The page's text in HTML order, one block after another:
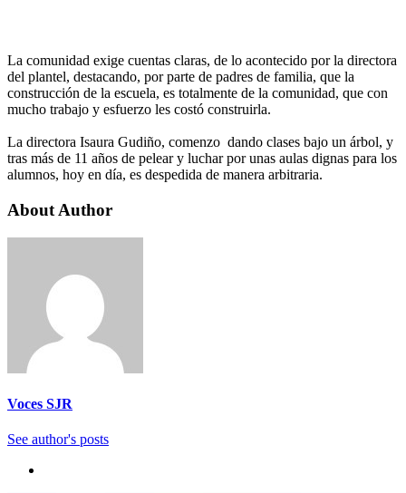
La comunidad exige cuentas claras, de lo acontecido por la directora
del plantel, destacando, por parte de padres de familia, que la
construcción de la escuela, es totalmente de la comunidad, que con
mucho trabajo y esfuerzo les costó construirla.
La directora Isaura Gudiño, comenzo dando clases bajo un árbol, y
tras más de 11 años de pelear y luchar por unas aulas dignas para los
alumnos, hoy en día, es despedida de manera arbitraria.
About Author
Voces SJR
See author's posts